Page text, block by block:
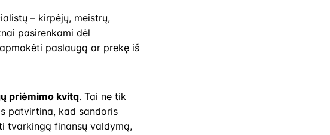
– kirpėjų, meistrų,
pasirenkami dėl
paslaugą ar prekę iš
priėmimo kvitą. Tai ne tik
patvirtina, kad sandoris
tvarkingą finansų valdymą,